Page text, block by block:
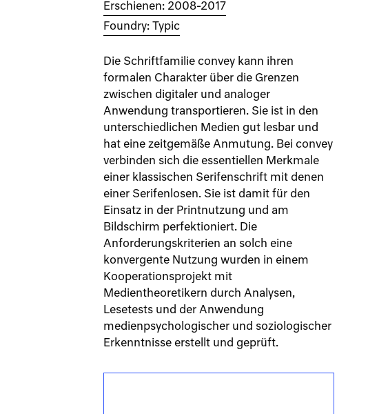
Erschienen: 2008-2017
Foundry: Typic
Die Schriftfamilie convey kann ihren
formalen Charakter über die Grenzen
zwischen digitaler und analoger
Anwendung transportieren. Sie ist in den
unterschiedlichen Medien gut lesbar und
hat eine zeitgemäße Anmutung. Bei convey
verbinden sich die essentiellen Merkmale
einer klassischen Serifenschrift mit denen
einer Serifenlosen. Sie ist damit für den
Einsatz in der Printnutzung und am
Bildschirm perfektioniert. Die
Anforderungskriterien an solch eine
konvergente Nutzung wurden in einem
Kooperationsprojekt mit
Medientheoretikern durch Analysen,
Lesetests und der Anwendung
medienpsychologischer und soziologischer
Erkenntnisse erstellt und geprüft.